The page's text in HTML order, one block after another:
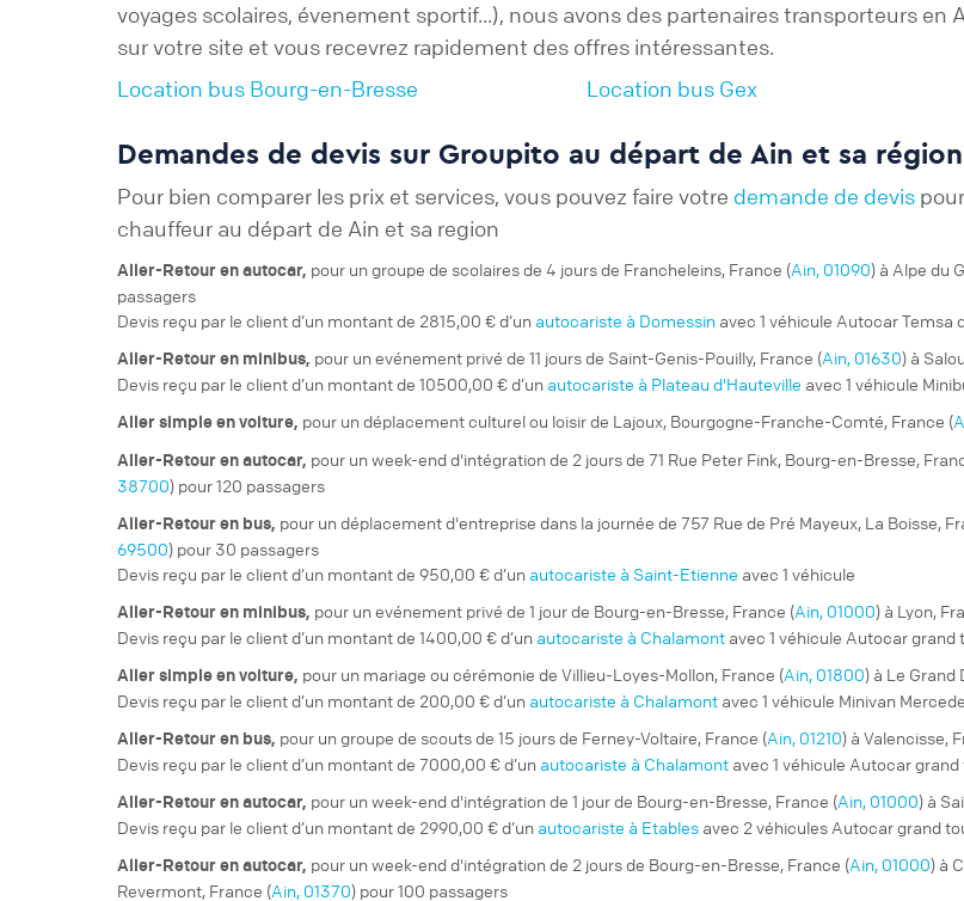
voyages scolaires, évenement sportif...), nous avons des partenaires transporteurs en
sur votre site et vous recevrez rapidement des offres intéressantes.
Location bus Bourg-en-Bresse
Location bus Gex
Demandes de devis sur Groupito au départ de Ain et sa région
Pour bien comparer les prix et services, vous pouvez faire votre demande de devis
chauffeur au départ de Ain et sa region
Aller-Retouren autocar, pour ungroupe de scolairesde 4 jours de Francheleins, France (Ain, 01090) à Alpe du
passagers
Devis reçu par le client d’un montant de 2815,00 € d’un autocariste à Domessin avec 1 véhicule Autocar Temsa
Aller-Retouren minibus, pour unevénement privé de 11 jours de Saint-Genis-Pouilly, France (Ain, 01630) à
Devis reçu par le client d’un montant de 10500,00 € d’un autocariste à Plateau d'Hauteville avec 1 véhicule
Aller simpleen voiture, pour undéplacement culturel ou loisirde Lajoux, Bourgogne-Franche-Comté, France (
Aller-Retouren autocar, pour unweek-end d'intégrationde 2 jours de 71 Rue Peter Fink, Bourg-en-Bresse,
38700) pour 120 passagers
Aller-Retouren bus, pour undéplacement d'entreprise dans la journée de 757 Rue de Pré Mayeux, La Boisse,
69500) pour 30 passagers
Devis reçu par le client d’un montant de 950,00 € d’un autocariste à Saint-Etienne avec 1 véhicule
Aller-Retouren minibus, pour unevénement privé de 1 jour de Bourg-en-Bresse, France (Ain, 01000) à Lyon,
Devis reçu par le client d’un montant de 1400,00 € d’un autocariste à Chalamont avec 1 véhicule Autocar grand
Aller simpleen voiture, pour un mariage ou cérémonie de Villieu-Loyes-Mollon, France (Ain, 01800) à Le Grand
Devis reçu par le client d’un montant de 200,00 € d’un autocariste à Chalamont avec 1 véhicule Minivan
Aller-Retouren bus, pour ungroupe de scoutsde 15 jours de Ferney-Voltaire, France (Ain, 01210) à Valencisse,
Devis reçu par le client d’un montant de 7000,00 € d’un autocariste à Chalamont avec 1 véhicule Autocar
Aller-Retouren autocar, pour unweek-end d'intégrationde 1 jour de Bourg-en-Bresse, France (Ain, 01000) à
Devis reçu par le client d’un montant de 2990,00 € d’un autocariste à Etables avec 2 véhicules Autocar grand
Aller-Retouren autocar, pour unweek-end d'intégrationde 2 jours de Bourg-en-Bresse, France (Ain, 01000) à
Revermont, France (Ain, 01370) pour 100 passagers